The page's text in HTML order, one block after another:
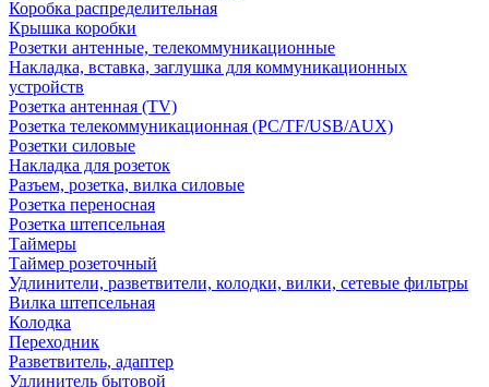
Коробка распределительная
Крышка коробки
Розетки антенные, телекоммуникационные
Накладка, вставка, заглушка для коммуникационных
устройств
Розетка антенная (TV)
Розетка телекоммуникационная (PC/TF/USB/AUX)
Розетки силовые
Накладка для розеток
Разъем, розетка, вилка силовые
Розетка переносная
Розетка штепсельная
Таймеры
Таймер розеточный
Удлинители, разветвители, колодки, вилки, сетевые фильтры
Вилка штепсельная
Колодка
Переходник
Разветвитель, адаптер
Удлинитель бытовой